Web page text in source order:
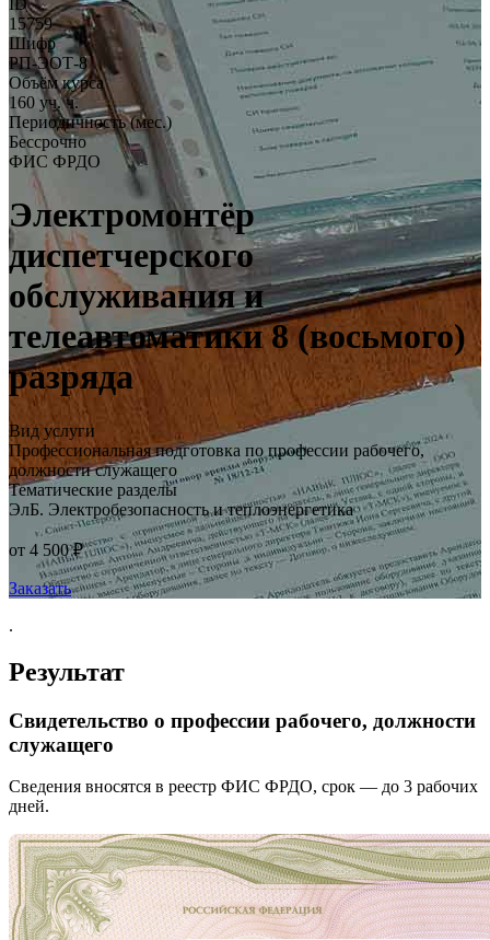
ID
15759
Шифр
РП-ЭОТ-8
Объём курса
160 уч. ч.
Периодичность (мес.)
Бессрочно
ФИС ФРДО
Электромонтёр
диспетчерского
обслуживания и
телеавтоматики 8 (восьмого)
разряда
Вид услуги
Профессиональная подготовка по профессии рабочего,
должности служащего
Тематические разделы
ЭлБ. Электробезопасность и теплоэнергетика
от 4 500 ₽
Заказать
.
Результат
Свидетельство о профессии рабочего, должности
служащего
Сведения вносятся в реестр ФИС ФРДО, срок — до 3 рабочих
дней.